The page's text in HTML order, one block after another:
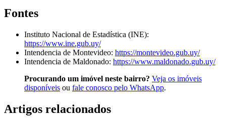
Fontes
Instituto Nacional de Estadística (INE):
https://www.ine.gub.uy/
Intendencia de Montevideo: https://montevideo.gub.uy/
Intendencia de Maldonado: https://www.maldonado.gub.uy/
Procurando um imóvel neste bairro? Veja os imóveis
disponíveis ou fale conosco pelo WhatsApp.
Artigos relacionados